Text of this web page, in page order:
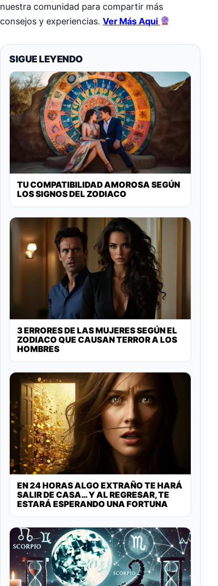
nuestra comunidad para compartir más
consejos y experiencias. Ver Más Aqui
SIGUE LEYENDO
TU COMPATIBILIDAD AMOROSA SEGÚN
LOS SIGNOS DEL ZODIACO
3 ERRORES DE LAS MUJERES SEGÚN EL
ZODIACO QUE CAUSAN TERROR A LOS
HOMBRES
EN 24 HORAS ALGO EXTRAÑO TE HARÁ
SALIR DE CASA… Y AL REGRESAR, TE
ESTARÁ ESPERANDO UNA FORTUNA